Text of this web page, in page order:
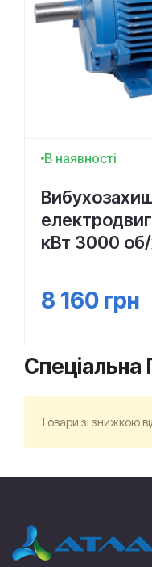
В наявності
кВт 3000
8 160 грн
Спеціальна
Товари зі знижкою